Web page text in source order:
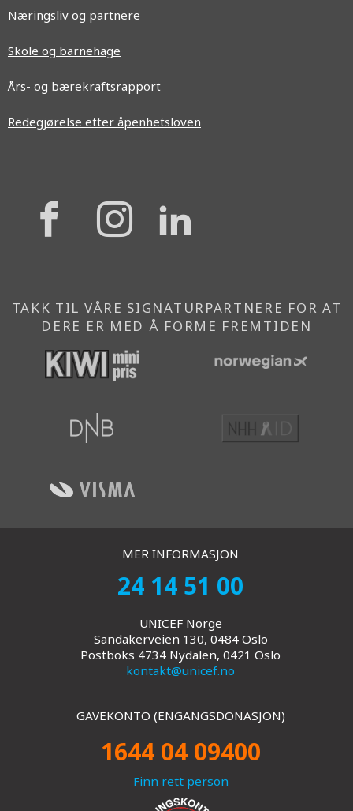
Næringsliv og partnere
Skole og barnehage
Års- og bærekraftsrapport
Redegjørelse etter åpenhetsloven
{{
'Facebook'|t
}}
{{
}}
TAKK TIL VÅRE SIGNATURPARTNERE FOR AT
DERE ER MED Å FORME FREMTIDEN
MER INFORMASJON
24 14 51 00
UNICEF Norge
Sandakerveien 130, 0484 Oslo
Postboks 4734 Nydalen, 0421 Oslo
kontakt@unicef.no
GAVEKONTO (ENGANGSDONASJON)
1644 04 09400
Finn rett person